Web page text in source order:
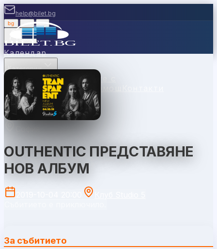
help@bilet.bg
bg |
Вход
Календар
Категории
Места КасиПродавайте с
насВаучериНовини
София
OUTHENTIC ПРЕДСТАВЯНЕ
НОВ АЛБУМ
За събитието